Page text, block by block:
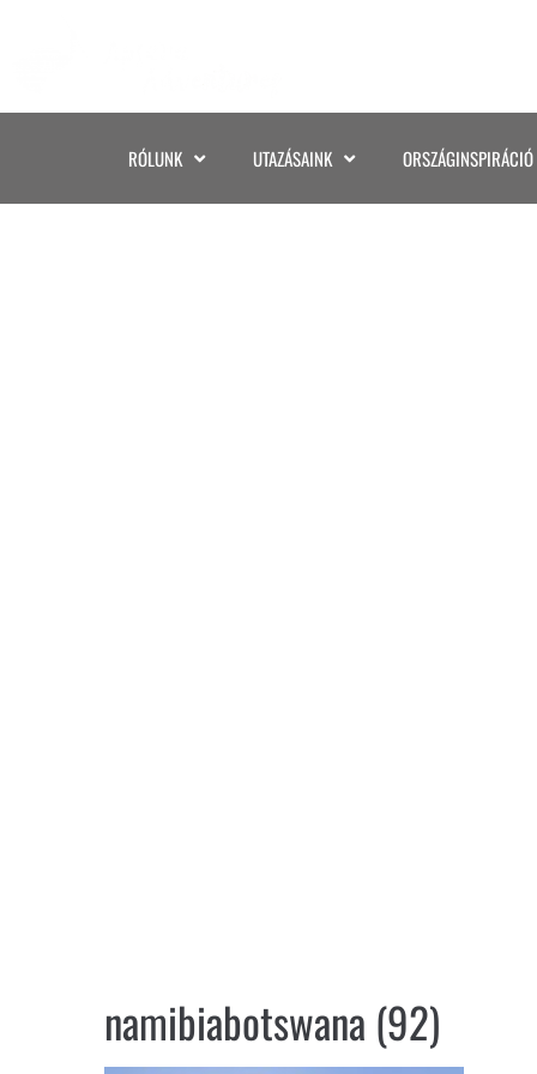
RÓLUNK UTAZÁSAINK ORSZÁGINSPIRÁCIÓ
namibiabotswana (92)